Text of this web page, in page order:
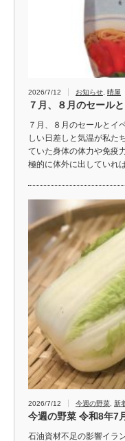
2026/7/12 お知らせ 晴屋
７月、８月のセール
７月、８月のセールとイ
しい日差しと気温が私た
ていた身体の体力や免疫
極的に体外に出していれ
2026/7/12 今週の野菜 新
今週の野菜 令和8年7
石油資材不足の影響イラ